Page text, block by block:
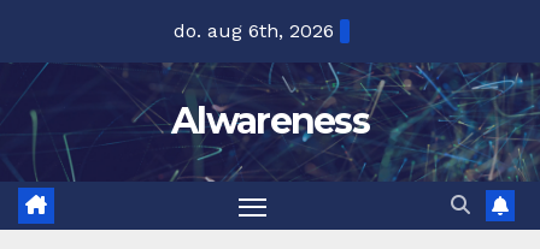
inhoud
do. aug 6th, 2026
Alwareness